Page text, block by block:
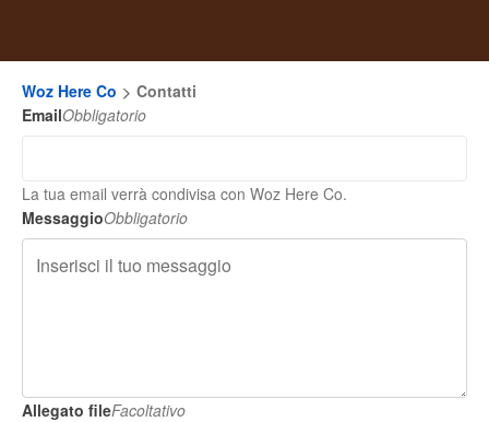
Woz Here Co
Contatti
EmailObbligatorio
La tua email verrà condivisa con Woz Here Co.
MessaggioObbligatorio
Allegato fileFacoltativo